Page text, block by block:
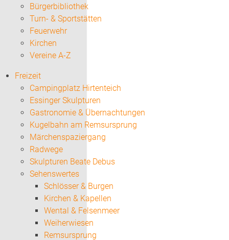
Bürgerbibliothek
Turn- & Sportstätten
Feuerwehr
Kirchen
Vereine A-Z
Freizeit
Campingplatz Hirtenteich
Essinger Skulpturen
Gastronomie & Übernachtungen
Kugelbahn am Remsursprung
Märchenspaziergang
Radwege
Skulpturen Beate Debus
Sehenswertes
Schlösser & Burgen
Kirchen & Kapellen
Wental & Felsenmeer
Weiherwiesen
Remsursprung